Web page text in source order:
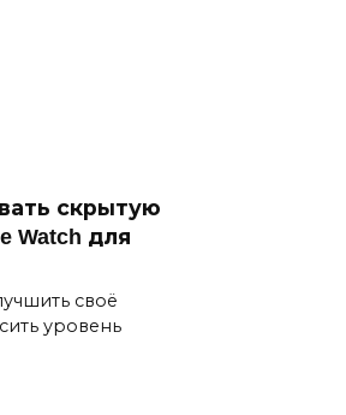
скрытую
Watch для
своё
уровень